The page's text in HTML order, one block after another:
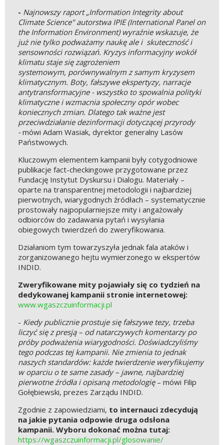
- Najnowszy raport „Information Integrity about
Climate Science" autorstwa IPIE (International Panel on
the Information Environment) wyraźnie wskazuje, że
już nie tylko podważamy naukę ale i skuteczność i
sensowności rozwiązań. Kryzys informacyjny wokół
klimatu staje się zagrożeniem
systemowym, porównywalnym z samym kryzysem
klimatycznym. Boty, fałszywe ekspertyzy, narracje
antytransformacyjne - wszystko to spowalnia polityki
klimatyczne i wzmacnia społeczny opór wobec
koniecznych zmian. Dlatego tak ważne jest
przeciwdziałanie dezinformacji dotyczącej przyrody
-mówi Adam Wasiak, dyrektor generalny Lasów
Państwowych.
Kluczowym elementem kampanii były cotygodniowe
publikacje fact-checkingowe przygotowane przez
Fundację Instytut Dyskursu i Dialogu. Materiały –
oparte na transparentnej metodologii i najbardziej
pierwotnych, wiarygodnych źródłach – systematycznie
prostowały najpopularniejsze mity i angażowały
odbiorców do zadawania pytań i wysyłania
obiegowych twierdzeń do zweryfikowania.
Działaniom tym towarzyszyła jednak fala ataków i
zorganizowanego hejtu wymierzonego w ekspertów
INDID.
Zweryfikowane mity pojawiały się co tydzień na
dedykowanej kampanii stronie internetowej:
www.wgaszczuinformacji.pl
- Kiedy publicznie prostuje się fałszywe tezy, trzeba
liczyć się z presją – od natarczywych komentarzy po
próby podważenia wiarygodności. Doświadczyliśmy
tego podczas tej kampanii. Nie zmienia to jednak
naszych standardów: każde twierdzenie weryfikujemy
w oparciu o te same zasady – jawne, najbardziej
pierwotne źródła i opisaną metodologię – mówi Filip
Gołębiewski, prezes Zarządu INDID.
Zgodnie z zapowiedziami, to internauci zdecydują
na jakie pytania odpowie druga odsłona
kampanii. Wyboru dokonać można tutaj:
https://wgaszczuinformacji.pl/glosowanie/